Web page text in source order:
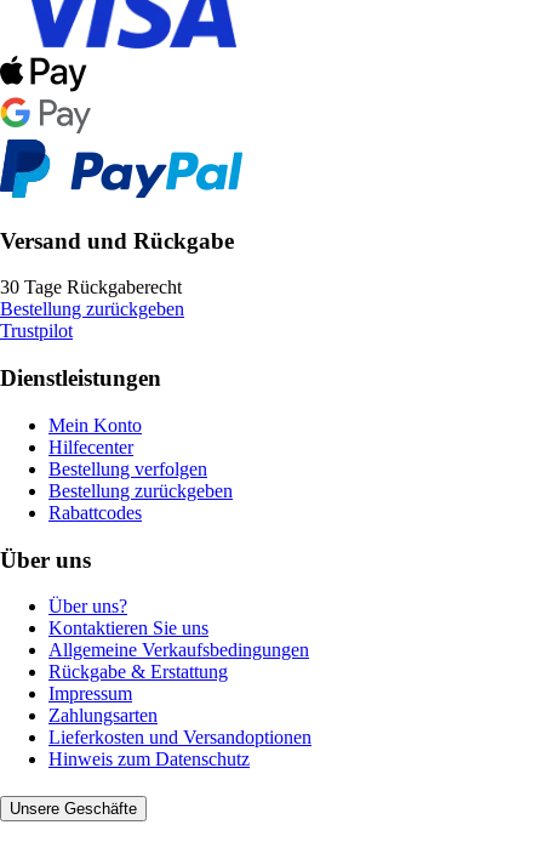
Versand und Rückgabe
30 Tage Rückgaberecht
Bestellung zurückgeben
Trustpilot
Dienstleistungen
Mein Konto
Hilfecenter
Bestellung verfolgen
Bestellung zurückgeben
Rabattcodes
Über uns
Über uns?
Kontaktieren Sie uns
Allgemeine Verkaufsbedingungen
Rückgabe & Erstattung
Impressum
Zahlungsarten
Lieferkosten und Versandoptionen
Hinweis zum Datenschutz
Unsere Geschäfte